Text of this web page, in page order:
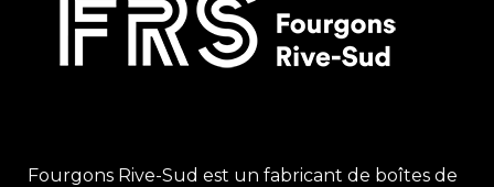
Fourgons Rive-Sud est un fabricant de boîtes de